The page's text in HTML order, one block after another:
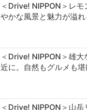
＜Drive! NIPPON＞レ
やかな風景と魅力が溢
＜Drive! NIPPON＞雄大
近に。自然もグルメも
＜Drive! NIPPON＞山岳